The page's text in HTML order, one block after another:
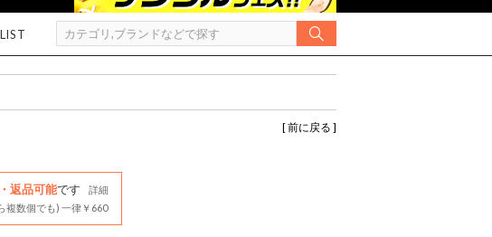
[ 前に戻る ]
返品可能です
詳細
複数個でも) 一律￥660